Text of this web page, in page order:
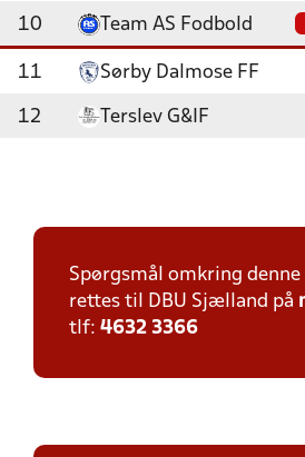
10 Team AS Fodbold
11 Sørby Dalmose FF
12 Terslev G&IF
Spørgsmål omkring denne
rettes til DBU Sjælland på
tlf: 4632 3366